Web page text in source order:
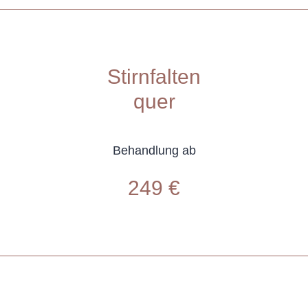
Stirnfalten
quer
Behandlung ab
249 €